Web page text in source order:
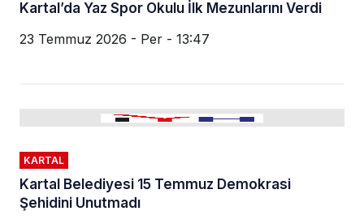
Kartal’da Yaz Spor Okulu İlk Mezunlarını Verdi
23 Temmuz 2026 - Per - 13:47
KARTAL
Kartal Belediyesi 15 Temmuz Demokrasi
Şehidini Unutmadı